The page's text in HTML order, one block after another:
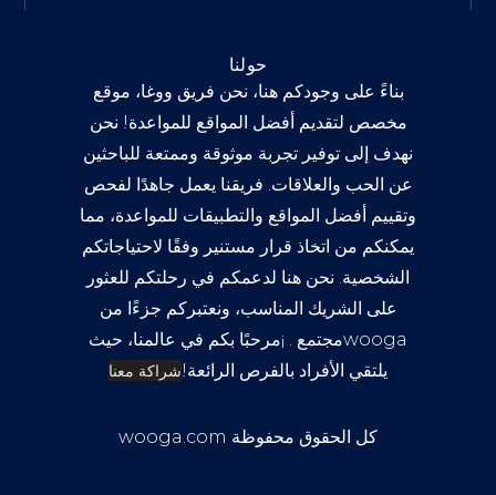
حولنا
بناءً على وجودكم هنا، نحن فريق ووغا، موقع
مخصص لتقديم أفضل المواقع للمواعدة! نحن
نهدف إلى توفير تجربة موثوقة وممتعة للباحثين
عن الحب والعلاقات. فريقنا يعمل جاهدًا لفحص
وتقييم أفضل المواقع والتطبيقات للمواعدة، مما
يمكنكم من اتخاذ قرار مستنير وفقًا لاحتياجاتكم
الشخصية. نحن هنا لدعمكم في رحلتكم للعثور
على الشريك المناسب، ونعتبركم جزءًا من
woogaمجتمع . ¡مرحبًا بكم في عالمنا، حيث
يلتقي الأفراد بالفرص الرائعة!شراكة معنا
كل الحقوق محفوظة wooga.com